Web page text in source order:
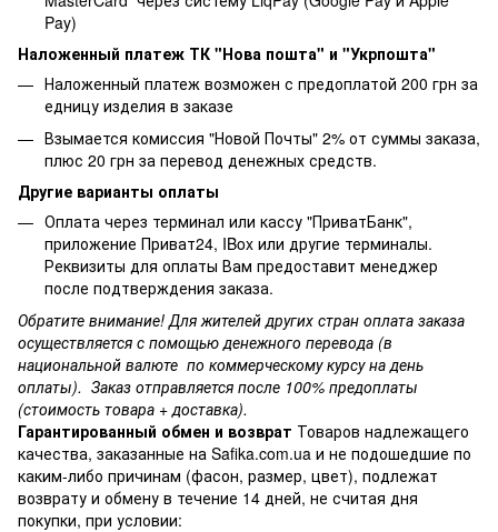
Pay)
Наложенный платеж ТК "Нова пошта" и "Укрпошта"
Наложенный платеж возможен с предоплатой 200 грн за
едницу изделия в заказе
Взымается комиссия "Новой Почты" 2% от суммы заказа,
плюс 20 грн за перевод денежных средств.
Другие варианты оплаты
Оплата через терминал или кассу "ПриватБанк",
приложение Приват24, IBox или другие терминалы.
Реквизиты для оплаты Вам предоставит менеджер
после подтверждения заказа.
Обратите внимание! Для жителей других стран оплата заказа
осуществляется с помощью денежного перевода (в
национальной валюте по коммерческому курсу на день
оплаты). Заказ отправляется после 100% предоплаты
(стоимость товара + доставка).
Гарантированный обмен и возврат Товаров надлежащего
качества, заказанные на Safika.com.ua и не подошедшие по
каким-либо причинам (фасон, размер, цвет), подлежат
возврату и обмену в течение 14 дней, не считая дня
покупки, при условии: